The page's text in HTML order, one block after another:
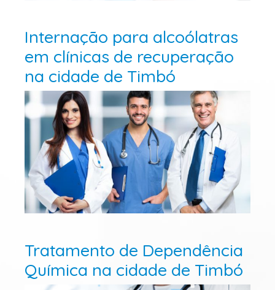
Internação para alcoólatras
em clínicas de recuperação
na cidade de Timbó
Tratamento de Dependência
Química na cidade de Timbó